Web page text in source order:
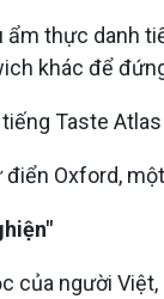
thực danh
khác để
Taste
Oxford,
của người